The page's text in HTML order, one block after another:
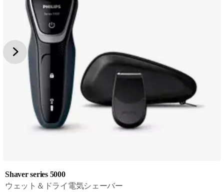
Shaver series 5000
ウェット＆ドライ電気シェーバー